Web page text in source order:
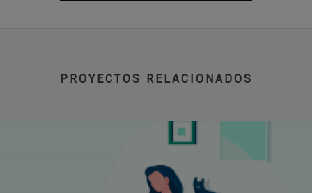
PROYECTOS RELACIONADOS